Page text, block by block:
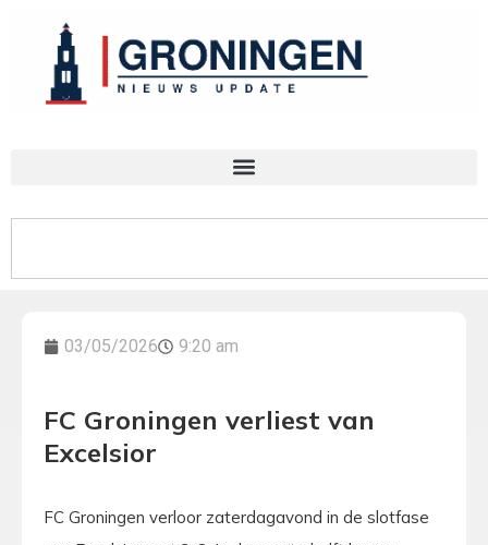
03/05/2026 9:20 am
FC Groningen verliest van
Excelsior
FC Groningen verloor zaterdagavond in de slotfase